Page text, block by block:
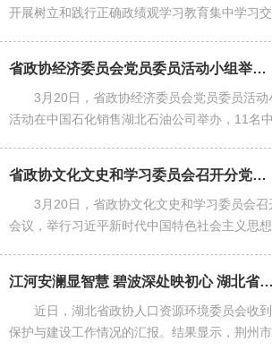
开展树立和践行正确政绩观学习教育集中学习交
省政协经济委员会党员委员活动小组举办考察调研与学习交流活动
3月20日，省政协经济委员会党员委员活
活动在中国石化销售湖北石油公司举办，11名
省政协文化文史和学习委员会召开分党组会议主任会议 举行学习座谈小组集中...
3月20日，省政协文化文史和学习委员会
会议，举行习近平新时代中国特色社会主义思
江河安澜显智慧 碧波深处映初心 湖北省政协：共守长江新画卷
近日，湖北省政协人口资源环境委员会收
保护与建设工作情况的汇报。结果显示，荆州市